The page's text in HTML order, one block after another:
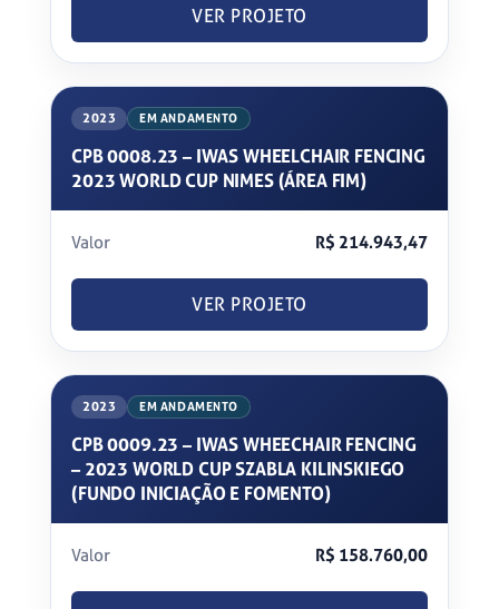
VER PROJETO
2023 EM ANDAMENTO
CPB 0008.23 – IWAS WHEELCHAIR FENCING
2023 WORLD CUP NIMES (ÁREA FIM)
Valor R$ 214.943,47
VER PROJETO
2023 EM ANDAMENTO
CPB 0009.23 – IWAS WHEECHAIR FENCING
– 2023 WORLD CUP SZABLA KILINSKIEGO
(FUNDO INICIAÇÃO E FOMENTO)
Valor R$ 158.760,00